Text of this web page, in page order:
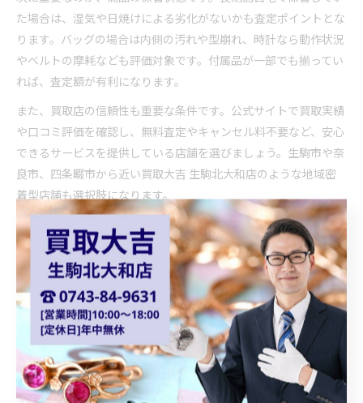
た場合は、湿気や日焼けによる劣化がないかも査定ポイントとな
ります。バッグの場合は内側の汚れや型崩れ、時計なら動作状況
やベルトの摩耗なども評価対象です。付属品が一部でも揃ってい
れば、査定額が有利になります。
また、買取店の信頼性も重要な条件です。公式サイトで買取実績
や口コミ評価を確認し、無料査定やキャンセル料不要など、安心
できるサービスを提供している店舗を選びましょう。生駒市や奈
良市、四条畷市から近い買取大吉 生駒北大和店のような地域密
着型店舗も選択肢になります。
ブランド買取における真贋判定と品質保証の関係
ブランド買取において、真贋判定と品質保証は密接な関係があり
ます。真贋判定とは、ブランド品が本物かどうかを専門知識や専
用機器で見分ける作業のことです。この工程で正規品と認められ
た場合にのみ、品質保証が成立し、安心して売却や再販が行われ
ます。
特に保証書やギャランティカードがない場合、真贋判定の精度が